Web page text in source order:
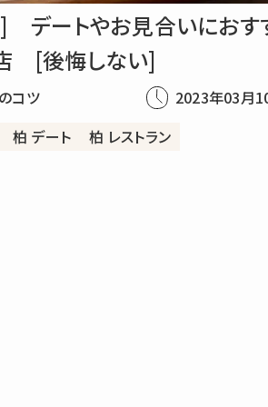
デートやお見合いにおす
[後悔しない]
コツ
2023年03月
柏 デート 柏 レストラン